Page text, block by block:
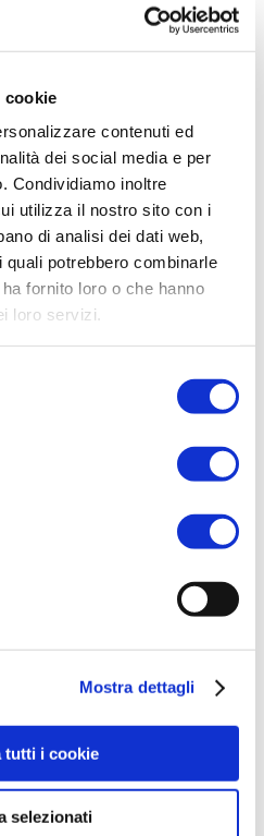
cookie
contenuti ed
dei social media e per
Condividiamo inoltre
utilizza il nostro sito con i
di analisi dei dati web,
potrebbero combinarle
fornito loro o che hanno
loro servizi.
Mostra dettagli
tutti i cookie
selezionati
/